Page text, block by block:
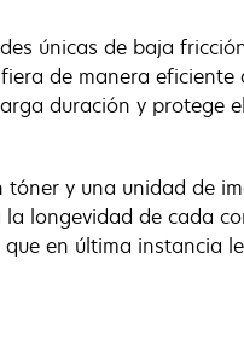
únicas de baja
de manera eficiente
duración y protege
y una unidad de
longevidad de cada
en última instancia